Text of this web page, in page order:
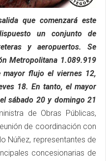
que comenzará este
un conjunto de
y aeropuertos. Se
Metropolitana 1.089.919
flujo el viernes 12,
18. En tanto, el mayor
sábado 20 y domingo 21
de Obras Públicas,
de coordinación con
Núñez, representantes de
concesionarias de